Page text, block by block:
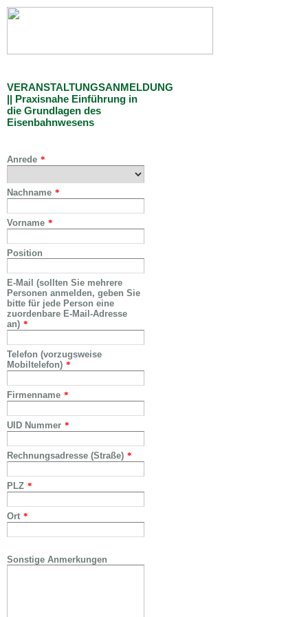
VERANSTALTUNGSANMELDUNG
|| Praxisnahe Einführung in
die Grundlagen des
Eisenbahnwesens
Anrede *
Nachname *
Vorname *
Position
E-Mail (sollten Sie mehrere
Personen anmelden, geben Sie
bitte für jede Person eine
zuordenbare E-Mail-Adresse
an) *
Telefon (vorzugsweise
Mobiltelefon) *
Firmenname *
UID Nummer *
Rechnungsadresse (Straße) *
PLZ *
Ort *
Sonstige Anmerkungen